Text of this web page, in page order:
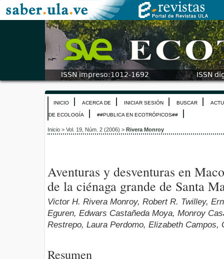
INICIO ACERCA DE INICIAR SESIÓN BUSCAR
DE ECOLOGÍA ##PUBLICA EN ECOTRÓPICOS##
Inicio > Vol. 19, Núm. 2 (2006) > Rivera Monroy
Aventuras y desventuras en
de la ciénaga grande de Santa
Victor H. Rivera Monroy, Robert R. Twilley,
Eguren, Edwars Castañeda Moya, Monroy
Restrepo, Laura Perdomo, Elizabeth Campos,
Resumen